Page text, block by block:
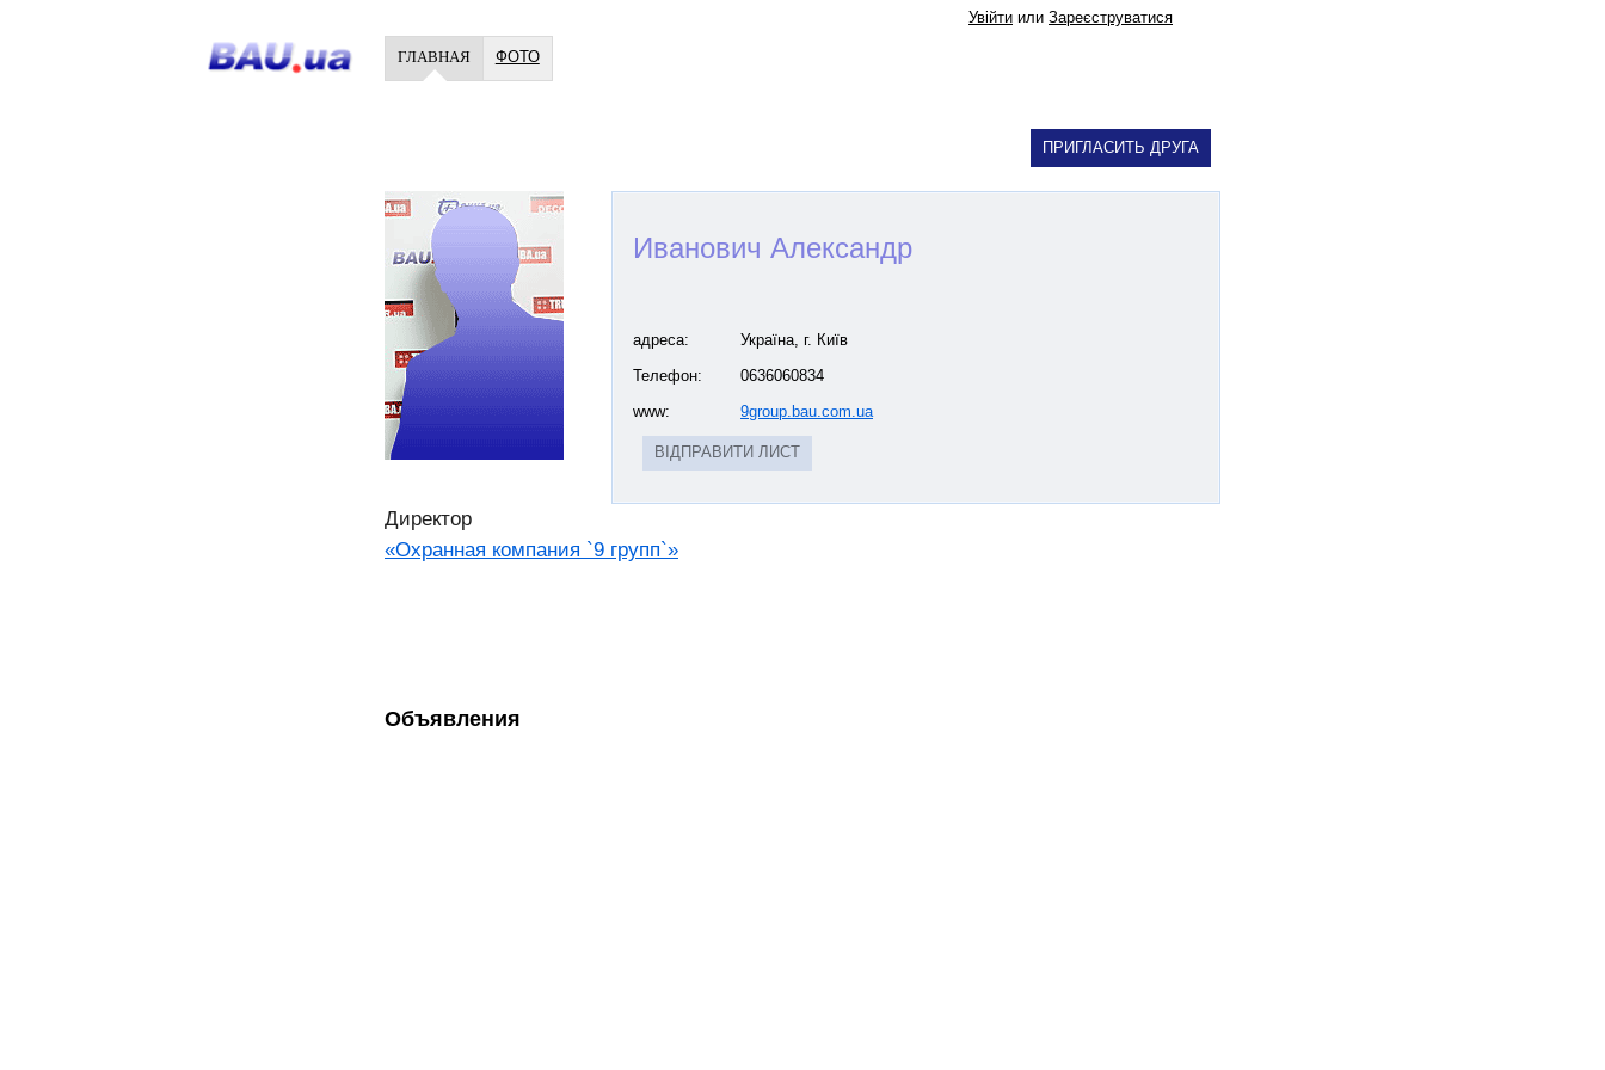
Увійти или Зареєструватися
ГЛАВНАЯ ФОТО
Иванович Александр
адреса: Україна , г. Київ
Телефон:
0636060834
www:
9group.bau.com.ua
ВІДПРАВИТИ ЛИСТ
Директор
«Охранная компания `9 групп`»
Объявления